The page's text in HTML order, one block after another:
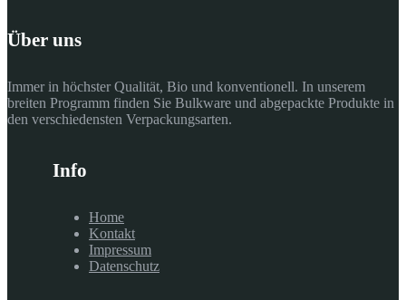
Über uns
Immer in höchster Qualität, Bio und konventionell. In unserem
breiten Programm finden Sie Bulkware und abgepackte Produkte in
den verschiedensten Verpackungsarten.
Info
Home
Kontakt
Impressum
Datenschutz